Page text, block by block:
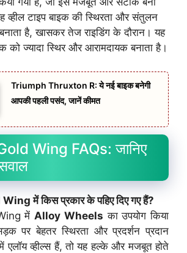
व्हील टाइप बाइक की स्थिरता और संतुलन
है, खासकर तेज राइडिंग के दौरान। यह
को ज्यादा स्थिर और आरामदायक बनाता है।
Triumph Thruxton R: ये नई बाइक बनेगी
आपकी पहली पसंद, जानें कीमत
Wing FAQs: जानिए
में किस प्रकार के पहिए दिए गए हैं?
में Alloy Wheels का उपयोग किया
पर बेहतर स्थिरता और प्रदर्शन प्रदान
एलॉय व्हील्स हैं, तो यह हल्के और मजबूत होते